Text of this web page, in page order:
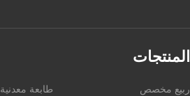
المنتجات
ربيع مخصص طابعة معدنية